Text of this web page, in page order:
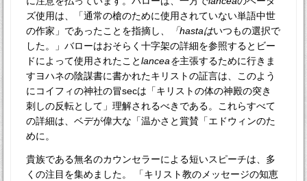
ズ使用は、「通常の槍のために使用されていない単語中世
の作家」であったことを指摘し 、「hastaはいつもの選択で
した。」バローはおそらく十字架の詳細を参照するとビー
ドによって使用されたことlanceaを主張するために行きま
すヨハネの陰謀書に書かれたキリストの証言は、このよう
にコイフィの神社の冒secは「キリストの体の神殿の突き
刺しの反転として」理解されるべきである。これらすべて
の詳細は、ベデが偉大な「温かさと賞賛「エドウィンのた
めに。
貴族である無名のカウンセラーによる短いスピーチは、多
くの注目を集めました。 「キリスト教のメッセージの知恵